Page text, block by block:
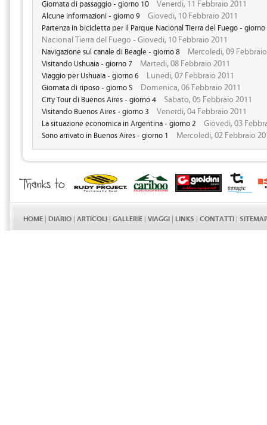
Giornata di passaggio - giorno 10 Venerdi, 11 Febbraio 2011
Alcune informazioni - giorno 9 Giovedi, 10 Febbraio 2011
Partenza in bicicletta per il Parque Nacional Tierra del Fuego - giorno
Nacional Tierra del Fuego - Giovedi, 10 Febbraio 2011
Navigazione sul canale di Beagle - giorno 8 Mercoledi, 09
Visitando Ushuaia - giorno 7 Martedi, 08 Febbraio 2011
Viaggio per Ushuaia - giorno 6 Lunedi, 07 Febbraio 2011
Giornata di riposo - giorno 5 Domenica, 06 Febbraio 2011
City Tour di Buenos Aires - giorno 4 Sabato, 05 Febbraio 2011
Visitando Buenos Aires - giorno 3 Venerdi, 04 Febbraio 2011
La situazione economica in Argentina - giorno 2 Giovedi, 03
Sono arrivato in Buenos Aires - giorno 1 Mercoledi, 02 Febbraio
HOME | DIARIO | ARTICOLI | GALLERIE | VIAGGI | LINKS | CONTATTI | SITEMAP